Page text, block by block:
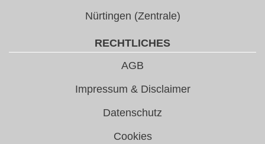
Nürtingen (Zentrale)
RECHTLICHES
AGB
Impressum & Disclaimer
Datenschutz
Cookies